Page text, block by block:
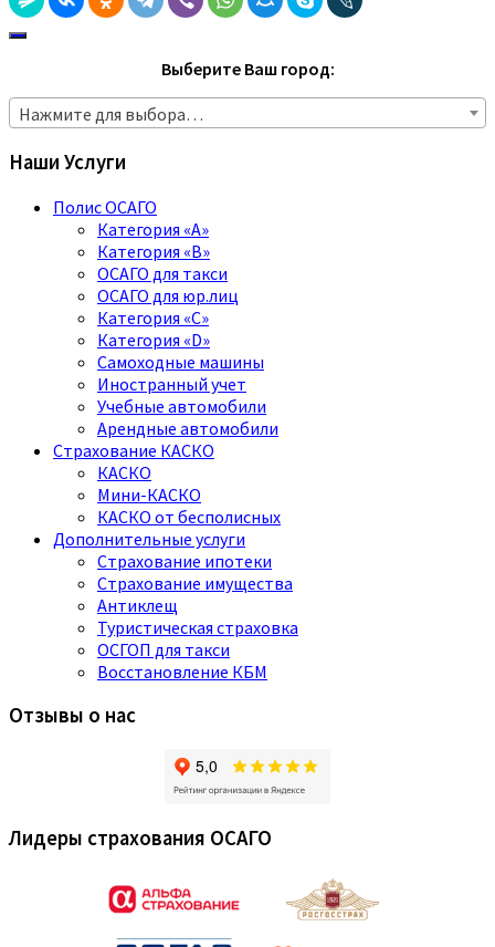
Выберите Ваш город:
Нажмите для выбора…
Наши Услуги
Полис ОСАГО
Категория «A»
Категория «B»
ОСАГО для такси
ОСАГО для юр.лиц
Категория «C»
Категория «D»
Самоходные машины
Иностранный учет
Учебные автомобили
Арендные автомобили
Страхование КАСКО
КАСКО
Мини-КАСКО
КАСКО от бесполисных
Дополнительные услуги
Страхование ипотеки
Страхование имущества
Антиклещ
Туристическая страховка
ОСГОП для такси
Восстановление КБМ
Отзывы о нас
Лидеры страхования ОСАГО